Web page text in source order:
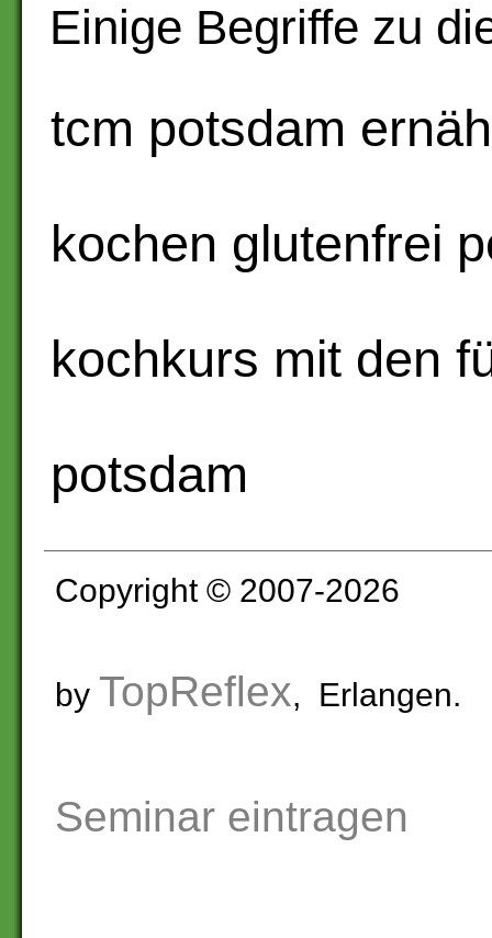
Einige Begriffe zu
tcm potsdam
kochen glutenfrei
kochkurs mit den
potsdam
Copyright © 2007-2026
by TopReflex, Erlangen.
Seminar eintragen